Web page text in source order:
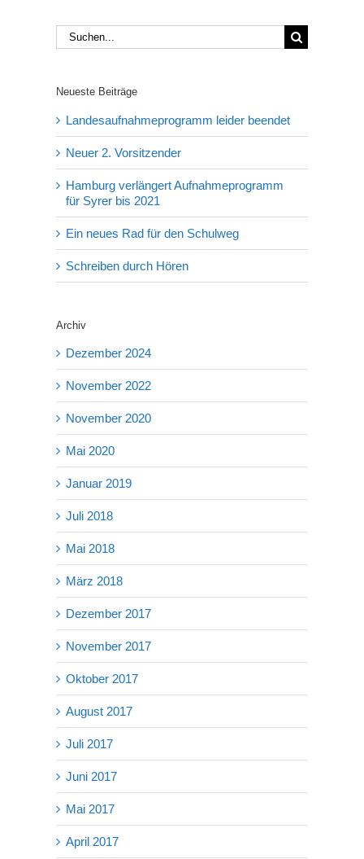
Suche
nach:
Neueste Beiträge
Landesaufnahmeprogramm leider beendet
Neuer 2. Vorsitzender
Hamburg verlängert Aufnahmeprogramm
für Syrer bis 2021
Ein neues Rad für den Schulweg
Schreiben durch Hören
Archiv
Dezember 2024
November 2022
November 2020
Mai 2020
Januar 2019
Juli 2018
Mai 2018
März 2018
Dezember 2017
November 2017
Oktober 2017
August 2017
Juli 2017
Juni 2017
Mai 2017
April 2017